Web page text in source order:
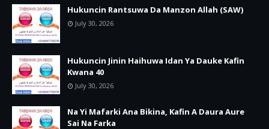
Hukuncin Rantsuwa Da Manzon Allah (SAW)
July 30, 2026
Hukuncin Jinin Haihuwa Idan Ya Dauke Kafin
Kwana 40
July 30, 2026
Na Yi Mafarki Ana Bikina, Kafin A Daura Aure
Sai Na Farka